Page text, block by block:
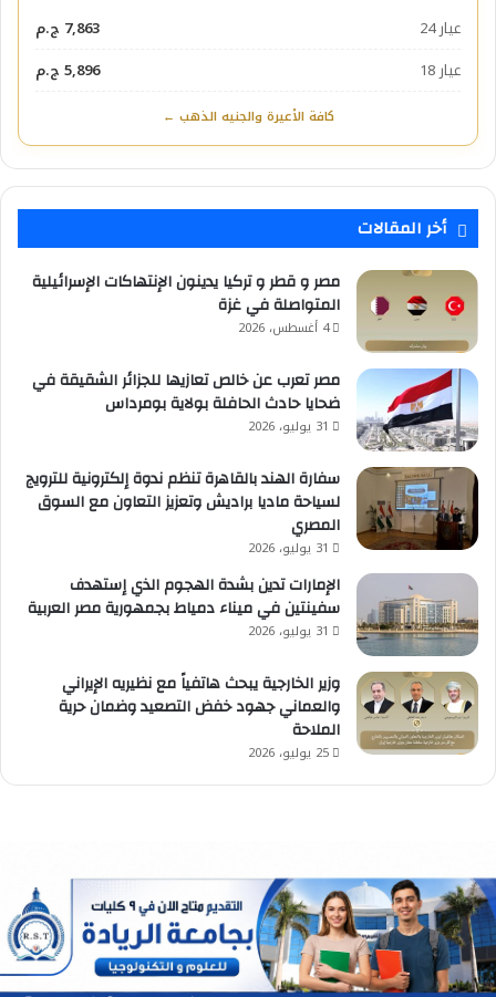
عيار 24
7,863 ج.م
عيار 18
5,896 ج.م
كافة الأعيرة والجنيه الذهب ←
أخر المقالات
مصر و قطر و تركيا يدينون الإنتهاكات الإسرائيلية
المتواصلة في غزة
4 أغسطس، 2026
مصر تعرب عن خالص تعازيها للجزائر الشقيقة في
ضحايا حادث الحافلة بولاية بومرداس
31 يوليو، 2026
سفارة الهند بالقاهرة تنظم ندوة إلكترونية للترويج
لسياحة ماديا براديش وتعزيز التعاون مع السوق
المصري
31 يوليو، 2026
الإمارات تدين بشدة الهجوم الذي إستهدف
سفينتين في ميناء دمياط بجمهورية مصر العربية
31 يوليو، 2026
وزير الخارجية يبحث هاتفياً مع نظيريه الإيراني
والعماني جهود خفض التصعيد وضمان حرية
الملاحة
25 يوليو، 2026